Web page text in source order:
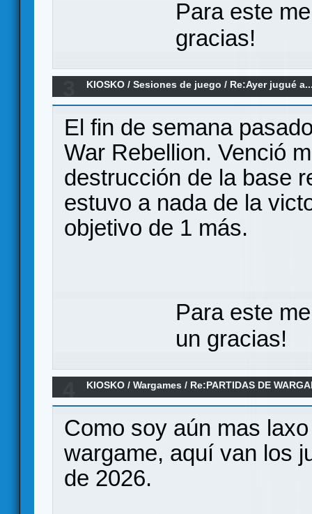
Para este
gracias!
KIOSKO /Sesiones de juego / Re:Ayer jugué
El fin de semana
War Rebellion. Venció
destrucción de la base
estuvo a nada de la
objetivo de 1 más.
Para este
un gracias!
KIOSKO /Wargames / Re:PARTIDAS DE
2026
Como soy aún mas
wargame, aquí van los
de 2026.